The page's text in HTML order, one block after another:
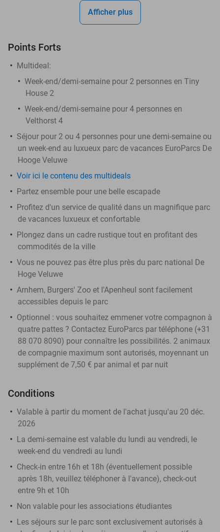
Afficher plus
Points Forts
Multideal:
Week-end/demi-semaine pour 2 personnes en Tiny
House 2
Week-end/demi-semaine pour 4 personnes en
Velthorst 4
Séjour pour 2 ou 4 personnes pour une demi-semaine ou
un week-end au luxueux parc de vacances EuroParcs De
Hooge Veluwe
Voir ici le contenu des multideals
Partez ensemble pour une belle escapade
Profitez d'un service de qualité dans un magnifique parc
de vacances luxueux et confortable
Plongez dans un cadre rustique tout en profitant des
commodités de la ville
Vous ne pouvez pas être plus près du parc national De
Hoge Veluwe
Arnhem, Burgers' Zoo et l'Apenheul sont facilement
accessibles depuis le parc
Optionnel : vous souhaitez emmener votre compagnon à
quatre pattes ? Contactez EuroParcs par téléphone (+31
88 070 8090) pour connaître les possibilités. 2 animaux
de compagnie maximum sont autorisés, moyennant un
supplément de 7,50 € par animal et par nuit
Conditions
Valable à partir du moment de l'achat jusqu'au 20 déc.
2026
La demi-semaine est valable du lundi au vendredi, le
week-end du vendredi au lundi
Check-in entre 16h et 18h (éventuellement possible
après 18h, veuillez téléphoner à l'avance), check-out
entre 9h et 10h
Non valable pour les associations étudiantes
Les séjours sur le parc sont exclusivement autorisés à